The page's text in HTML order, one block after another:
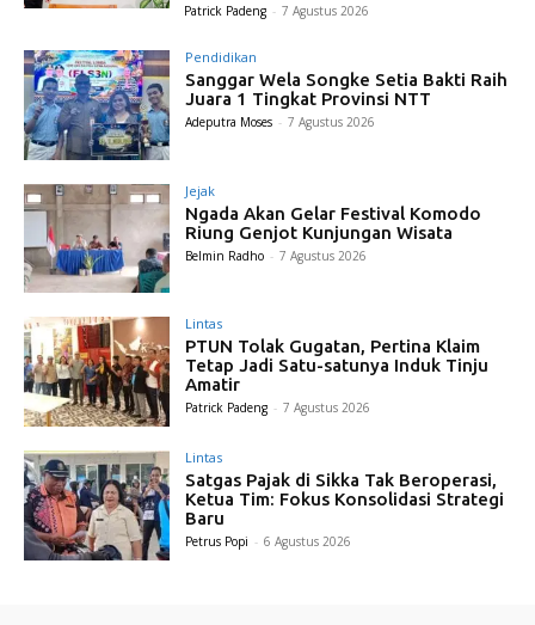
Patrick Padeng - 7 Agustus 2026
Pendidikan
Sanggar Wela Songke Setia Bakti Raih
Juara 1 Tingkat Provinsi NTT
Adeputra Moses - 7 Agustus 2026
Jejak
Ngada Akan Gelar Festival Komodo
Riung Genjot Kunjungan Wisata
Belmin Radho - 7 Agustus 2026
Lintas
PTUN Tolak Gugatan, Pertina Klaim
Tetap Jadi Satu-satunya Induk Tinju
Amatir
Patrick Padeng - 7 Agustus 2026
Lintas
Satgas Pajak di Sikka Tak Beroperasi,
Ketua Tim: Fokus Konsolidasi Strategi
Baru
Petrus Popi - 6 Agustus 2026